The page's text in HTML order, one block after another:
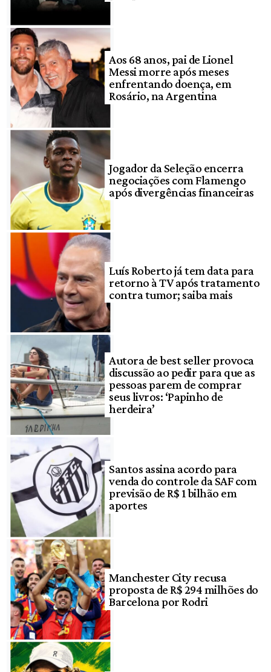
Aos 68 anos, pai de Lionel
Messi morre após meses
enfrentando doença, em
Rosário, na Argentina
Jogador da Seleção encerra
negociações com Flamengo
após divergências financeiras
Luís Roberto já tem data para
retorno à TV após tratamento
contra tumor; saiba mais
Autora de best seller provoca
discussão ao pedir para que as
pessoas parem de comprar
seus livros: ‘Papinho de
herdeira’
Santos assina acordo para
venda do controle da SAF com
previsão de R$ 1 bilhão em
aportes
Manchester City recusa
proposta de R$ 294 milhões do
Barcelona por Rodri